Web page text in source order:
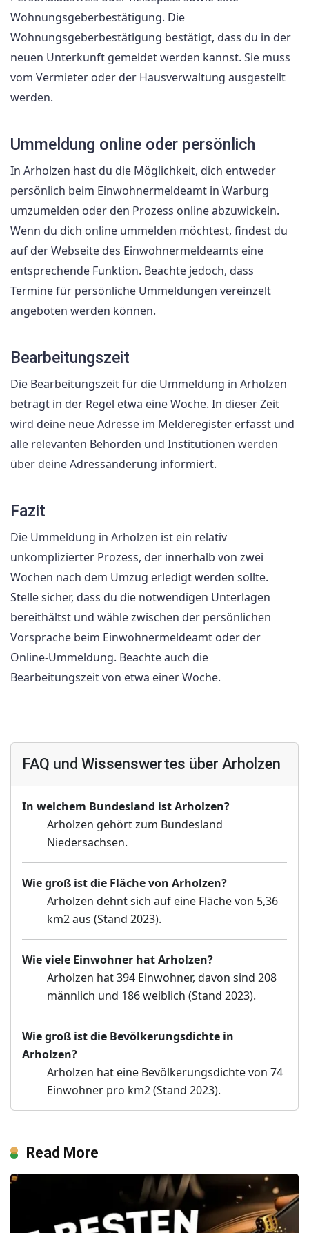
Wohnungsgeberbestätigung. Die
Wohnungsgeberbestätigung bestätigt, dass du in der
neuen Unterkunft gemeldet werden kannst. Sie muss
vom Vermieter oder der Hausverwaltung ausgestellt
werden.
Ummeldung online oder persönlich
In Arholzen hast du die Möglichkeit, dich entweder
persönlich beim Einwohnermeldeamt in Warburg
umzumelden oder den Prozess online abzuwickeln.
Wenn du dich online ummelden möchtest, findest du
auf der Webseite des Einwohnermeldeamts eine
entsprechende Funktion. Beachte jedoch, dass
Termine für persönliche Ummeldungen vereinzelt
angeboten werden können.
Bearbeitungszeit
Die Bearbeitungszeit für die Ummeldung in Arholzen
beträgt in der Regel etwa eine Woche. In dieser Zeit
wird deine neue Adresse im Melderegister erfasst und
alle relevanten Behörden und Institutionen werden
über deine Adressänderung informiert.
Fazit
Die Ummeldung in Arholzen ist ein relativ
unkomplizierter Prozess, der innerhalb von zwei
Wochen nach dem Umzug erledigt werden sollte.
Stelle sicher, dass du die notwendigen Unterlagen
bereithältst und wähle zwischen der persönlichen
Vorsprache beim Einwohnermeldeamt oder der
Online-Ummeldung. Beachte auch die
Bearbeitungszeit von etwa einer Woche.
FAQ und Wissenswertes über Arholzen
In welchem Bundesland ist Arholzen?
Arholzen gehört zum Bundesland
Niedersachsen.
Wie groß ist die Fläche von Arholzen?
Arholzen dehnt sich auf eine Fläche von 5,36
km2 aus (Stand 2023).
Wie viele Einwohner hat Arholzen?
Arholzen hat 394 Einwohner, davon sind 208
männlich und 186 weiblich (Stand 2023).
Wie groß ist die Bevölkerungsdichte in
Arholzen?
Arholzen hat eine Bevölkerungsdichte von 74
Einwohner pro km2 (Stand 2023).
Read More